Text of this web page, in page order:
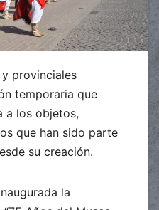
provinciales
temporaria que
a los objetos,
que han sido parte
su creación.
la